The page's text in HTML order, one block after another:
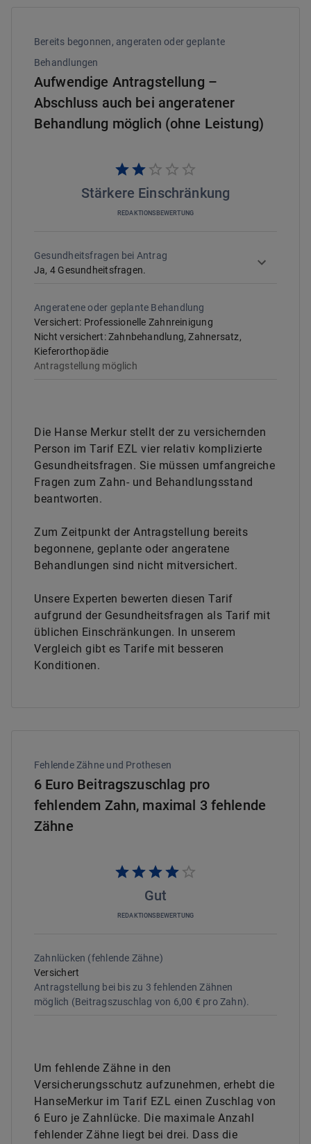
Bereits begonnen, angeraten oder geplante
Behandlungen
Aufwendige Antragstellung –
Abschluss auch bei angeratener
Behandlung möglich (ohne Leistung)
Stärkere Einschränkung
REDAKTIONSBEWERTUNG
Gesundheitsfragen bei Antrag
Ja, 4 Gesundheitsfragen.
Angeratene oder geplante Behandlung
Versichert: Professionelle Zahnreinigung
Nicht versichert:Zahnbehandlung, Zahnersatz,
Kieferorthopädie
Antragstellung möglich
Die Hanse Merkur stellt der zu versichernden
Person im Tarif EZL vier relativ komplizierte
Gesundheitsfragen. Sie müssen umfangreiche
Fragen zum Zahn- und Behandlungsstand
beantworten.
Zum Zeitpunkt der Antragstellung bereits
begonnene, geplante oder angeratene
Behandlungen sind nicht mitversichert.
Unsere Experten bewerten diesen Tarif
aufgrund der Gesundheitsfragen als Tarif mit
üblichen Einschränkungen. In unserem
Vergleich gibt es Tarife mit besseren
Konditionen.
Fehlende Zähne und Prothesen
6 Euro Beitragszuschlag pro
fehlendem Zahn, maximal 3 fehlende
Zähne
Gut
REDAKTIONSBEWERTUNG
Zahnlücken (fehlende Zähne)
Versichert
Antragstellung bei bis zu 3 fehlenden Zähnen
möglich (Beitragszuschlag von 6,00 € pro Zahn).
Um fehlende Zähne in den
Versicherungsschutz aufzunehmen, erhebt die
HanseMerkur im Tarif EZL einen Zuschlag von
6 Euro je Zahnlücke. Die maximale Anzahl
fehlender Zähne liegt bei drei. Dass die